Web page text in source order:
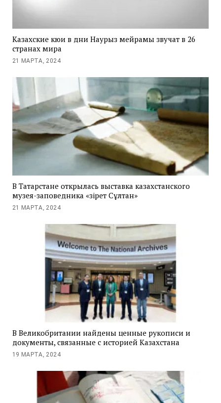
Казахские кюи в дни Наурыз мейрамы звучат в 26
странах мира
21 МАРТА, 2024
В Татарстане открылась выставка казахстанского
музея-заповедника «Әзірет Сұлтан»
21 МАРТА, 2024
В Великобритании найдены ценные рукописи и
документы, связанные с историей Казахстана
19 МАРТА, 2024